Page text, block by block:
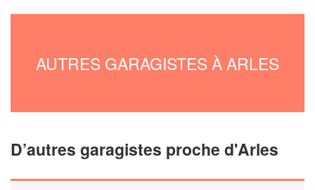
AUTRES GARAGISTES À ARLES
D’autres garagistes proche d'Arles